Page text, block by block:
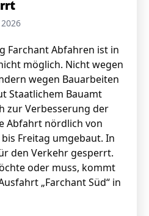
Farchant Abfahren ist in
möglich. Nicht wegen
wegen Bauarbeiten
Staatlichem Bauamt
zur Verbesserung der
Abfahrt nördlich von
Freitag umgebaut. In
den Verkehr gesperrt.
oder muss, kommt
„Farchant Süd“ in